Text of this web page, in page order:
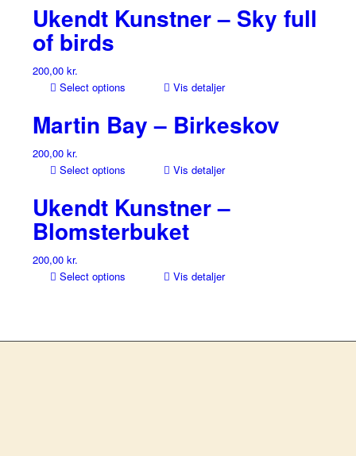
Ukendt Kunstner – Sky full
of birds
200,00 kr.
Select options
Vis detaljer
Martin Bay – Birkeskov
200,00 kr.
Select options
Vis detaljer
Ukendt Kunstner –
Blomsterbuket
200,00 kr.
Select options
Vis detaljer